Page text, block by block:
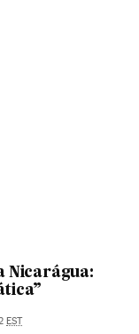
Nicarágua:
EST